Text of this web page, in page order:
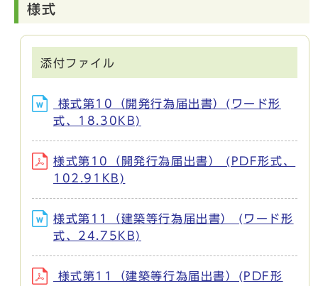
様式
添付ファイル
様式第10（開発行為届出書）(ワード形
式、18.30KB)
様式第10（開発行為届出書） (PDF形式、
102.91KB)
様式第11（建築等行為届出書） (ワード形
式、24.75KB)
様式第11（建築等行為届出書）(PDF形